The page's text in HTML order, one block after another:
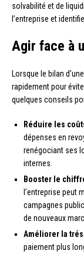
solvabilité et de
l’entreprise et
Agir face à
Lorsque le bilan
rapidement pour
quelques conseils
Réduire les
dépenses en
renégociant ses
internes.
Booster le
l’entreprise peut
campagnes
de nouveaux
Améliorer la
paiement plus